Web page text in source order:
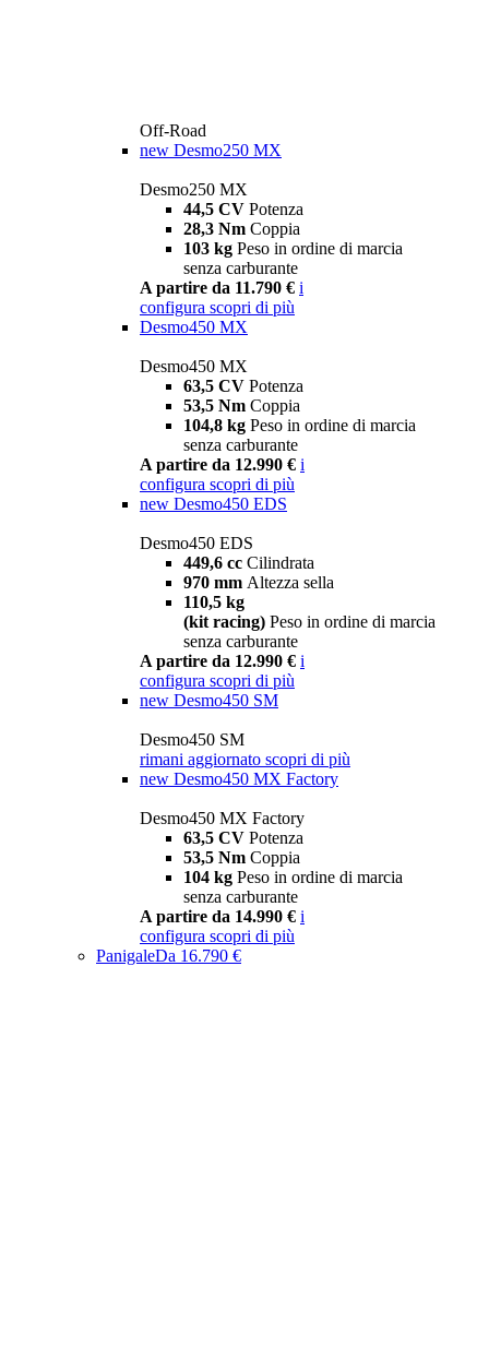
Off-Road
new Desmo250 MX
Desmo250 MX
44,5 CV Potenza
28,3 Nm Coppia
103 kg Peso in ordine di marcia
senza carburante
A partire da 11.790 € i
configura scopri di più
Desmo450 MX
Desmo450 MX
63,5 CV Potenza
53,5 Nm Coppia
104,8 kg Peso in ordine di marcia
senza carburante
A partire da 12.990 € i
configura scopri di più
new Desmo450 EDS
Desmo450 EDS
449,6 cc Cilindrata
970 mm Altezza sella
110,5 kg
(kit racing) Peso in ordine di marcia
senza carburante
A partire da 12.990 € i
configura scopri di più
new Desmo450 SM
Desmo450 SM
rimani aggiornato scopri di più
new Desmo450 MX Factory
Desmo450 MX Factory
63,5 CV Potenza
53,5 Nm Coppia
104 kg Peso in ordine di marcia
senza carburante
A partire da 14.990 € i
configura scopri di più
PanigaleDa 16.790 €